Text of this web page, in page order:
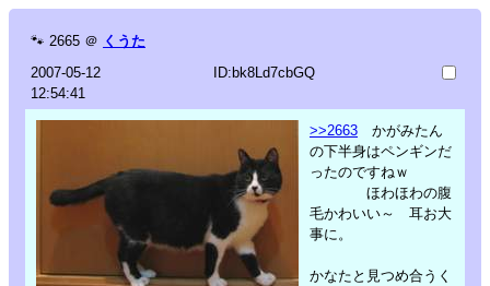
🐾 2665 ＠ くうた
2007-05-12
12:54:41
ID:bk8Ld7cbGQ
>>2663 かがみたん
の下半身はペンギンだ
ったのですねｗ
ほわほわの腹
毛かわいい～ 耳お大
事に。
かなたと見つめ合うく